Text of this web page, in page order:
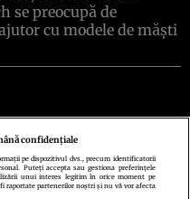
se preocupă de
cu modele de măşti
cookiesTermeni şi condiţii
Setări Cookies
confidențiale
pe dispozitivul dvs., precum identificatorii
Puteți accepta sau gestiona preferințele
unui interes legitim în orice moment pe
raportate partenerilor noștri și nu vă vor afecta